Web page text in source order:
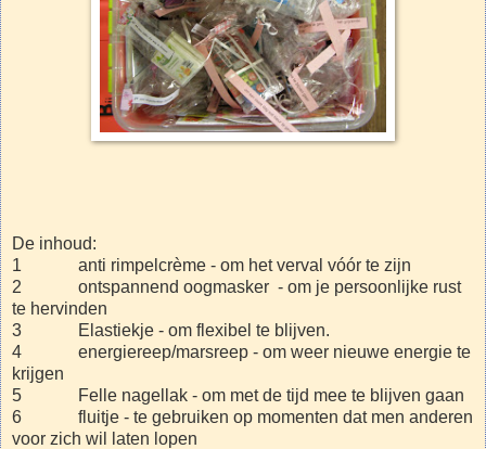
De inhoud:
1 anti rimpelcrème - om het verval vóór te zijn
2 ontspannend oogmasker - om je persoonlijke rust
te hervinden
3 Elastiekje - om flexibel te blijven.
4 energiereep/marsreep - om weer nieuwe energie te
krijgen
5 Felle nagellak - om met de tijd mee te blijven gaan
6 fluitje - te gebruiken op momenten dat men anderen
voor zich wil laten lopen